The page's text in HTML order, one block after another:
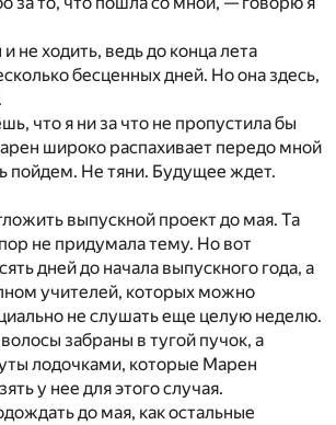
не ходить, ведь до конца лета
бесценных дней. Но она здесь,
что я ни за что не пропустила бы
широко распахивает передо мной
пойдем. Не тяни. Будущее ждет.
выпускной проект до мая. Та
не придумала тему. Но вот
дней до начала выпускного года, а
учителей, которых можно
не слушать еще целую неделю.
забраны в тугой пучок, а
лодочками, которые Марен
у нее для этого случая.
до мая, как остальные